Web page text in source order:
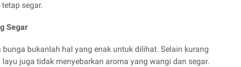
segar.
Segar
bukanlah hal yang enak untuk dilihat. Selain kurang
juga tidak menyebarkan aroma yang wangi dan segar.